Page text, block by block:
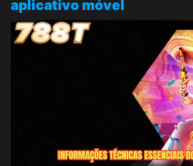
aplicativo móvel